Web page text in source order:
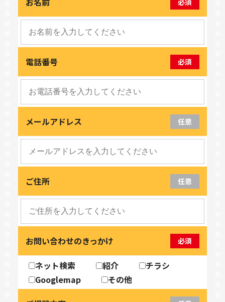
電話番号 必須
メールアドレス 任意
ご住所 任意
お問い合わせのきっかけ 必須
ネット検索 紹介
チラシ
Googlemap
その他